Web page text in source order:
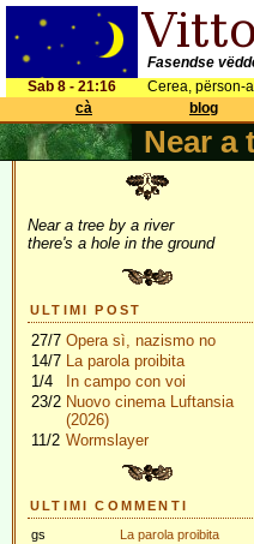
Fasendse
Sab 8 - 21:16
Cerea, përson-
cà
blog
Near a
Near a tree by a river
there's a hole in the ground
ULTIMI POST
27/7 Opera sì, nazismo no
14/7 La parola proibita
1/4
In campo con voi
23/2 Nuovo cinema Luftansia
(2026)
11/2 Wormslayer
ULTIMI COMMENTI
gs
La parola proibita